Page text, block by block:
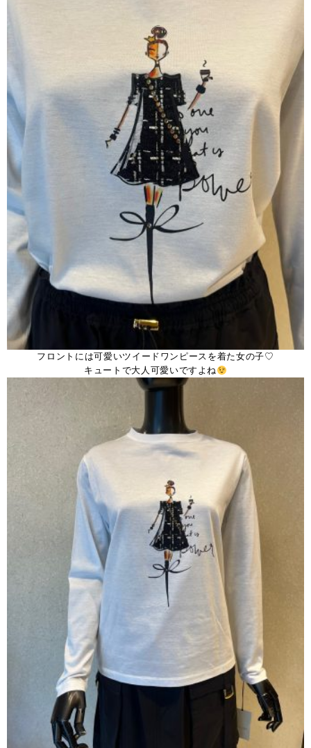
フロントには可愛いツイードワンピースを着た女の子♡
キュートで大人可愛いですよね